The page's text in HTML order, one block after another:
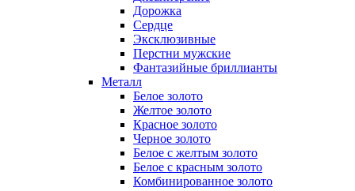
Дорожка
Сердце
Эксклюзивные
Перстни мужские
Фантазийные бриллианты
Металл
Белое золото
Желтое золото
Красное золото
Черное золото
Белое с желтым золото
Белое с красным золото
Комбинированное золото